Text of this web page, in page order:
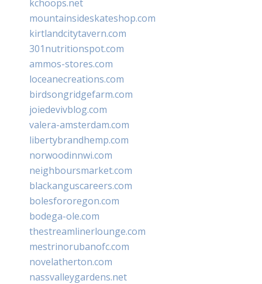
kchoops.net
mountainsideskateshop.com
kirtlandcitytavern.com
301nutritionspot.com
ammos-stores.com
loceanecreations.com
birdsongridgefarm.com
joiedevivblog.com
valera-amsterdam.com
libertybrandhemp.com
norwoodinnwi.com
neighboursmarket.com
blackanguscareers.com
bolesfororegon.com
bodega-ole.com
thestreamlinerlounge.com
mestrinorubanofc.com
novelatherton.com
nassvalleygardens.net